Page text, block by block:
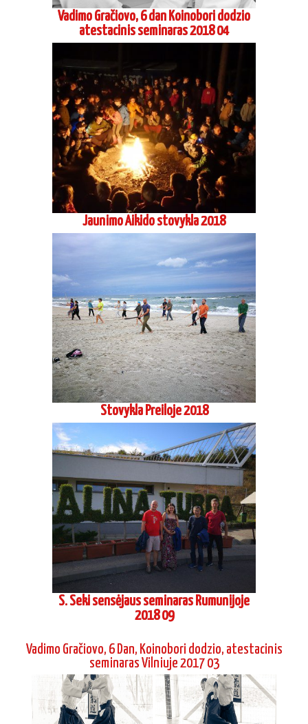
Stovykla Preiloje 2018
S. Seki sensėjaus seminaras Rumunijoje
2018 09
Vadimo Gračiovo, 6 Dan, Koinobori dodzio, atestacinis
seminaras Vilniuje 2017 03